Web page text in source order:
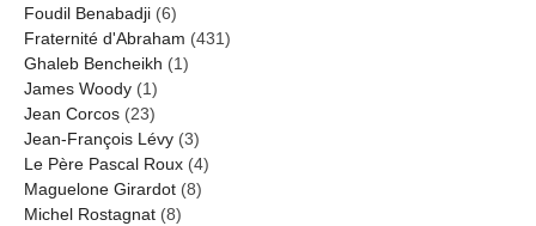
Foudil Benabadji (6)
Fraternité d'Abraham (431)
Ghaleb Bencheikh (1)
James Woody (1)
Jean Corcos (23)
Jean-François Lévy (3)
Le Père Pascal Roux (4)
Maguelone Girardot (8)
Michel Rostagnat (8)